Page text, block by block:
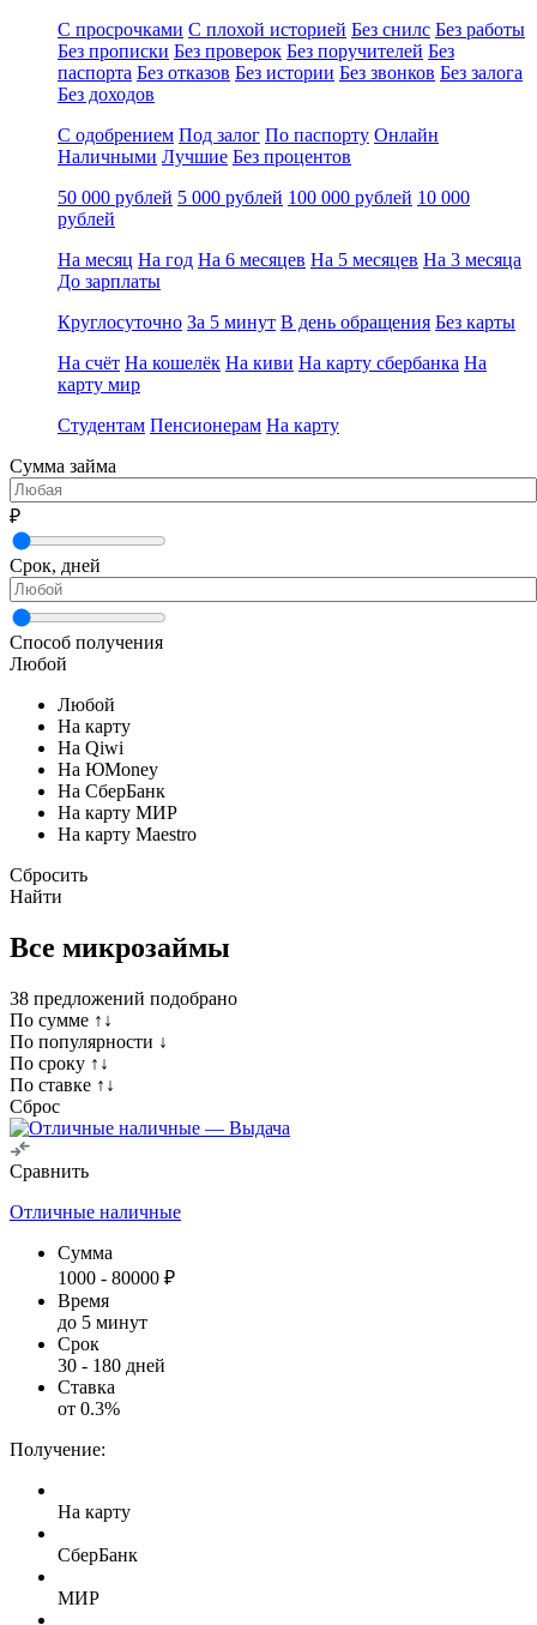
С просрочками С плохой историей Без снилс Без работы
Без прописки Без проверок Без поручителей Без
паспорта Без отказов Без истории Без звонков Без залога
Без доходов
С одобрением Под залог По паспорту Онлайн
Наличными Лучшие Без процентов
50 000 рублей 5 000 рублей 100 000 рублей 10 000
рублей
На месяц На год На 6 месяцев На 5 месяцев На 3 месяца
До зарплаты
Круглосуточно За 5 минут В день обращения Без карты
На счёт На кошелёк На киви На карту сбербанка На
карту мир
Студентам Пенсионерам На карту
Сумма займа
₽
Срок, дней
Способ получения
Любой
Любой
На карту
На Qiwi
На ЮMoney
На СберБанк
На карту МИР
На карту Maestro
Сбросить
Найти
Все микрозаймы
38 предложений подобрано
По сумме ↑↓
По популярности ↓
По сроку ↑↓
По ставке ↑↓
Сброс
Сравнить
Отличные наличные
Сумма
1000 - 80000 ₽
Время
до 5 минут
Срок
30 - 180 дней
Ставка
от 0.3%
Получение:
На карту
СберБанк
МИР